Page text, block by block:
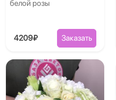
белой розы
4209₽ Заказать